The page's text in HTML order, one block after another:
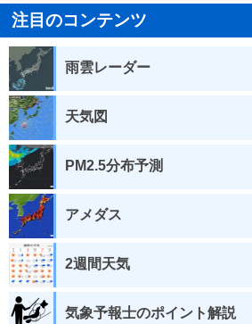
注目のコンテンツ
雨雲レーダー
天気図
PM2.5分布予測
アメダス
2週間天気
気象予報士のポイント解説